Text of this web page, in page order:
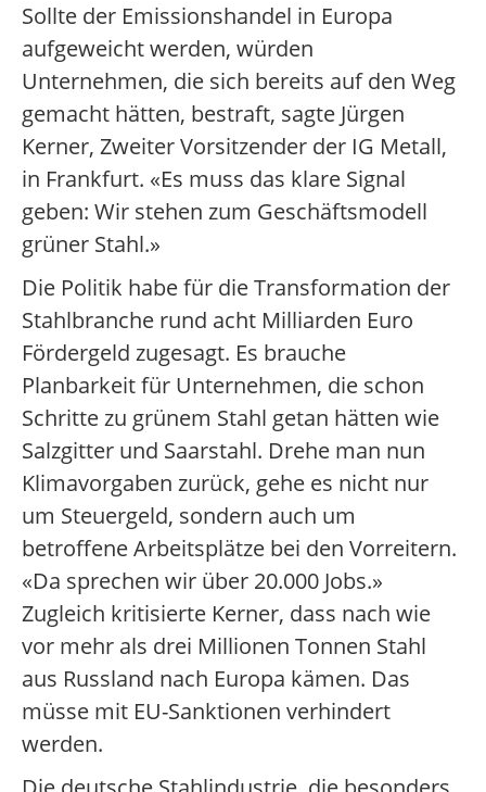
Sollte der Emissionshandel in Europa
aufgeweicht werden, würden
Unternehmen, die sich bereits auf den Weg
gemacht hätten, bestraft, sagte Jürgen
Kerner, Zweiter Vorsitzender der IG Metall,
in Frankfurt. «Es muss das klare Signal
geben: Wir stehen zum Geschäftsmodell
grüner Stahl.»
Die Politik habe für die Transformation der
Stahlbranche rund acht Milliarden Euro
Fördergeld zugesagt. Es brauche
Planbarkeit für Unternehmen, die schon
Schritte zu grünem Stahl getan hätten wie
Salzgitter und Saarstahl. Drehe man nun
Klimavorgaben zurück, gehe es nicht nur
um Steuergeld, sondern auch um
betroffene Arbeitsplätze bei den Vorreitern.
«Da sprechen wir über 20.000 Jobs.»
Zugleich kritisierte Kerner, dass nach wie
vor mehr als drei Millionen Tonnen Stahl
aus Russland nach Europa kämen. Das
müsse mit EU-Sanktionen verhindert
werden.